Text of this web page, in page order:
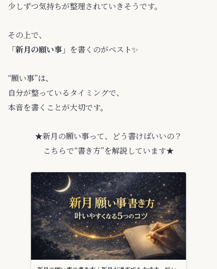
少しずつ気持ちが整理されていきそうです。
その上で、
「新月の願い事」 を書くのがベスト✨️
“願い事”は、
自分が整っているタイミングで、
本音を書くことが大切です。
★新月の願い事って、どう書けばいいの？
こちらで“書き方”を解説しています★